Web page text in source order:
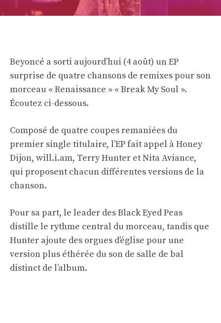
Beyoncé a sorti aujourd’hui (4 août) un EP
surprise de quatre chansons de remixes pour son
morceau « Renaissance » « Break My Soul ».
Écoutez ci-dessous.
Composé de quatre coupes remaniées du
premier single titulaire, l’EP fait appel à Honey
Dijon, will.i.am, Terry Hunter et Nita Aviance,
qui proposent chacun différentes versions de la
chanson.
Pour sa part, le leader des Black Eyed Peas
distille le rythme central du morceau, tandis que
Hunter ajoute des orgues d’église pour une
version plus éthérée du son de salle de bal
distinct de l’album.